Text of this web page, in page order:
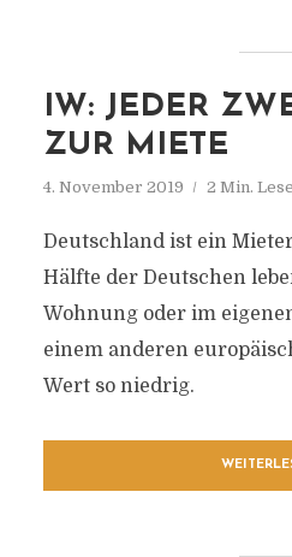
IW: JEDER
ZUR MIETE
4. November 2019 2 Min.
Deutschland ist ein
Hälfte der Deutschen
Wohnung oder im
einem anderen
Wert so niedrig.